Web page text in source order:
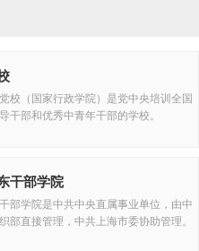
校（国家行政学院）是党中央培训全国
干部和优秀中青年干部的学校。
干部学院
部学院是中共中央直属事业单位，由中
部直接管理，中共上海市委协助管理。